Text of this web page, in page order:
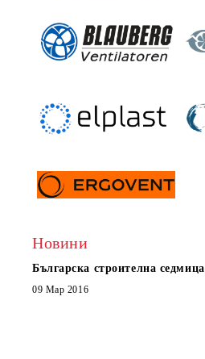
Новини
Българска строителна седмица
09 Мар 2016